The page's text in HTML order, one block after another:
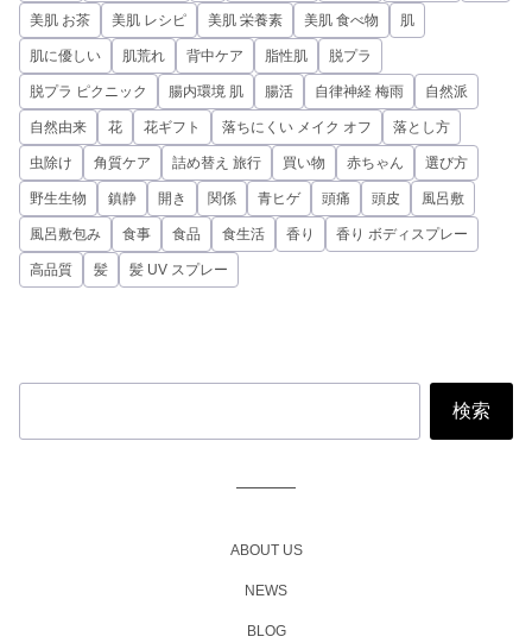
美肌 お茶 美肌 レシピ 美肌 栄養素 美肌 食べ物 肌
肌に優しい 肌荒れ 背中ケア 脂性肌 脱プラ
脱プラ ピクニック 腸内環境 肌 腸活 自律神経 梅雨 自然派
自然由来 花 花ギフト 落ちにくい メイク オフ 落とし方
虫除け 角質ケア 詰め替え 旅行 買い物 赤ちゃん 選び方
野生生物 鎮静 開き 関係 青ヒゲ 頭痛 頭皮 風呂敷
風呂敷包み 食事 食品 食生活 香り 香り ボディスプレー
高品質 髪 髪 UV スプレー
ABOUT US
NEWS
BLOG